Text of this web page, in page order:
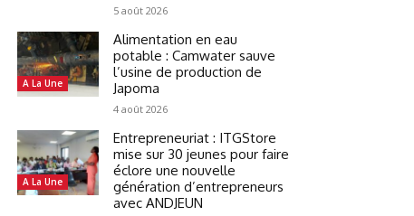
5 août 2026
A La Une
Alimentation en eau
potable : Camwater sauve
l’usine de production de
Japoma
4 août 2026
A La Une
Entrepreneuriat : ITGStore
mise sur 30 jeunes pour faire
éclore une nouvelle
génération d’entrepreneurs
avec ANDJEUN